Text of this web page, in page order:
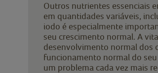
Outros nutrientes essenciais
em quantidades variáveis,
iodo é especialmente
seu crescimento normal. A
desenvolvimento normal dos
funcionamento normal do
um problema cada vez mais